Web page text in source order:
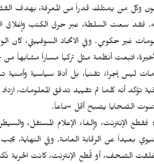
وكل من يمتلك قدراً من المعرفة، بهدف
ذاته. فقد سعت السلطة، عبر حرق الكتب وإغلاق
غير حكومي. وفي الاتحاد السوفييتي، كان
اتبعت أنظمة مثل تركيا مساراً مشابهاً
ليس إجراءً تقنياً، بل أداة سياسية وأمنية
تؤكد أنه كلما تم تقييد تدفق المعلومات،
صوت الضحايا يصبح أقل سماعاً.
فقطع الإنترنت، وإلغاء الإعلام المستقل،
بعيداً عن الرقابة العامة. وفي
الصحف، أو قُطع الإنترنت، كانت الحرية